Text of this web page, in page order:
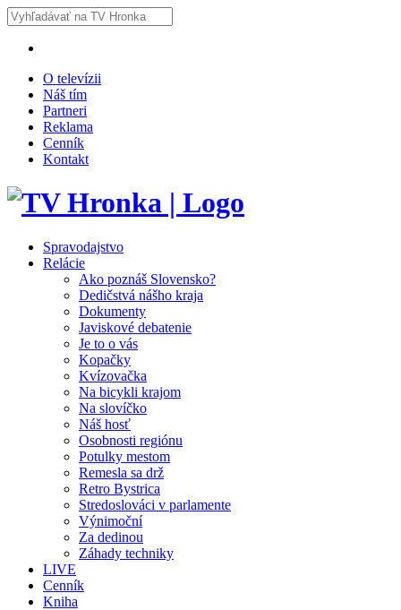
O televízii
Náš tím
Partneri
Reklama
Cenník
Kontakt
Spravodajstvo
Relácie
Ako poznáš Slovensko?
Dedičstvá nášho kraja
Dokumenty
Javiskové debatenie
Je to o vás
Kopačky
Kvízovačka
Na bicykli krajom
Na slovíčko
Náš hosť
Osobnosti regiónu
Potulky mestom
Remesla sa drž
Retro Bystrica
Stredoslováci v parlamente
Výnimoční
Za dedinou
Záhady techniky
LIVE
Cenník
Kniha